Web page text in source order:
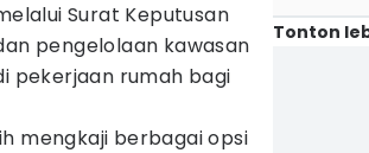
Surat Keputusan
pengelolaan kawasan
pekerjaan rumah bagi
mengkaji berbagai opsi
Tonton